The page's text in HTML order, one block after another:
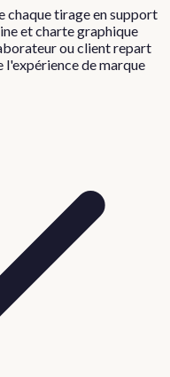
tirage en support
et charte graphique
ou client repart
l'expérience de marque